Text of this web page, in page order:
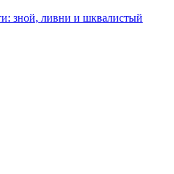
зной, ливни и шквалистый